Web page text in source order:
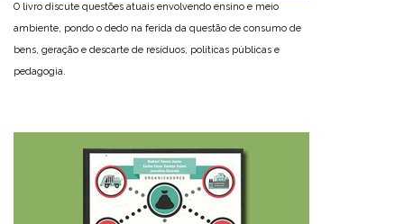
O livro discute questões atuais envolvendo ensino e meio
ambiente, pondo o dedo na ferida da questão de consumo de
bens, geração e descarte de resíduos, políticas públicas e
pedagogia.